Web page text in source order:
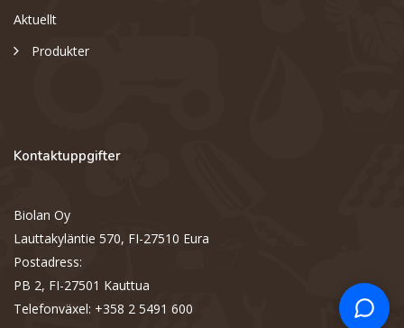
Aktuellt
Produkter
Kontaktuppgifter
Biolan Oy
Lauttakyläntie 570, FI-27510 Eura
Postadress:
PB 2, FI-27501 Kauttua
Telefonväxel: +358 2 5491 600
S
Hi there! How can we help you